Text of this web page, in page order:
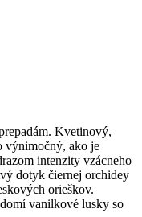
Kvetinový,
výnimočný, ako je
intenzity vzácneho
dotyk čiernej orchidey
orieškov.
vanilkové lusky so